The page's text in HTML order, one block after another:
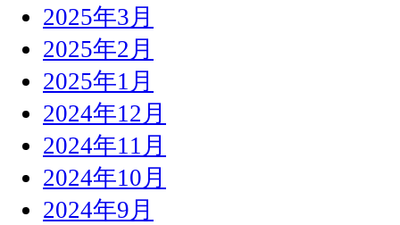
2025年3月
2025年2月
2025年1月
2024年12月
2024年11月
2024年10月
2024年9月